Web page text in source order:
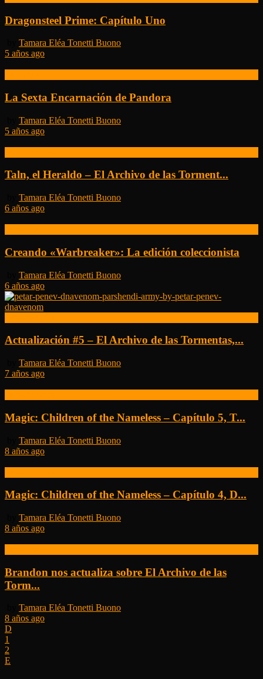
Dragonsteel Prime: Capítulo Uno
Tamara Eléa Tonetti Buono
5 años ago
La Sexta Encarnación de Pandora
Tamara Eléa Tonetti Buono
5 años ago
Taln, el Heraldo – El Archivo de las Torment...
Tamara Eléa Tonetti Buono
6 años ago
Creando «Warbreaker»: La edición coleccionista
Tamara Eléa Tonetti Buono
6 años ago
Actualización #5 – El Archivo de las Tormentas,...
Tamara Eléa Tonetti Buono
7 años ago
Magic: Children of the Nameless – Capítulo 5, T...
Tamara Eléa Tonetti Buono
8 años ago
Magic: Children of the Nameless – Capítulo 4, D...
Tamara Eléa Tonetti Buono
8 años ago
Brandon nos actualiza sobre El Archivo de las
Torm...
Tamara Eléa Tonetti Buono
8 años ago
1
2